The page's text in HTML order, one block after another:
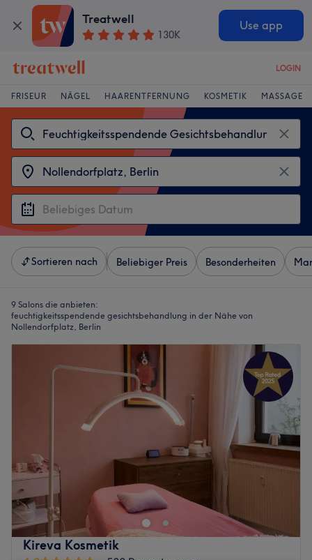
Treatwell
130K
Use app
LOGIN
FRISEUR NÄGEL HAARENTFERNUNG KOSMETIK MASSAGE
Sortieren nach Beliebiger Preis Besonderheiten
9 Salons die anbieten:
feuchtigkeitsspendende gesichtsbehandlung in der Nähe von
Nollendorfplatz, Berlin
Kireva Kosmetik